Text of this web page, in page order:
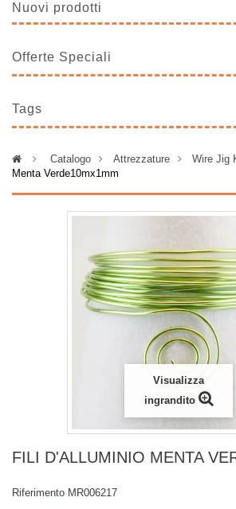
Nuovi prodotti
Offerte Speciali
Tags
> Catalogo > Attrezzature > Wire Jig
Menta Verde10mx1mm
Visualizza
ingrandito
FILI D'ALLUMINIO MENTA
Riferimento MR006217